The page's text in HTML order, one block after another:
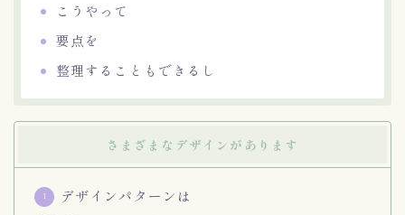
こうやって
要点を
整理することもできるし
さまざまなデザインがあります
デザインパターンは